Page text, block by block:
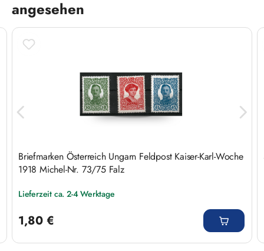
angesehen
Briefmarken Österreich Ungarn Feldpost Kaiser-Karl-Woche
1918 Michel-Nr. 73/75 Falz
Lieferzeit ca. 2-4 Werktage
1,80 €